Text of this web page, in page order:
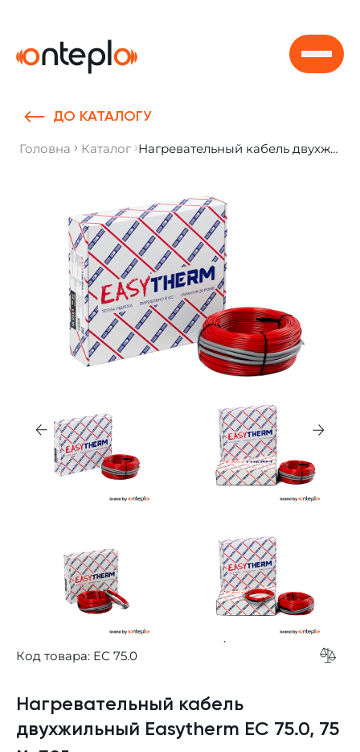
ДО КАТАЛОГУ
Головна Каталог Нагревательный кабель двухжильный Easytherm EC 75.0, 75 м. пог.
Код товара: EC 75.0
`
Add
Нагревательный кабель
двухжильный Easytherm EC 75.0, 75